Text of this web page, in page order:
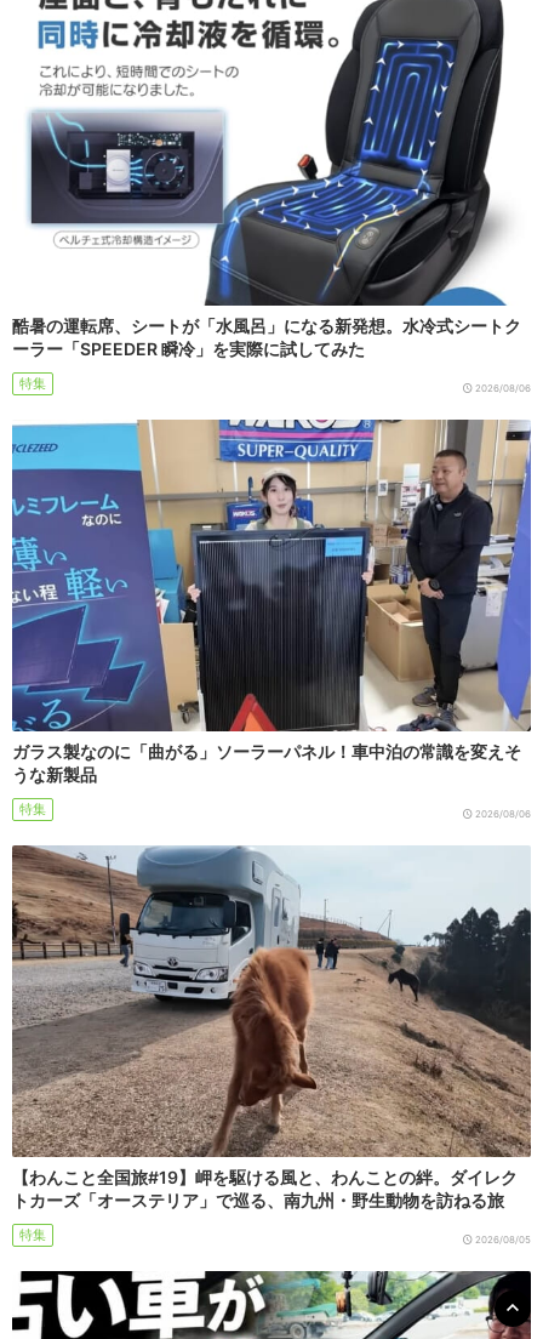
酷暑の運転席、シートが「水風呂」になる新発想。水冷式シートク
ーラー「SPEEDER 瞬冷」を実際に試してみた
特集 2026/08/06
ガラス製なのに「曲がる」ソーラーパネル！車中泊の常識を変えそ
うな新製品
特集 2026/08/06
【わんこと全国旅#19】岬を駆ける風と、わんことの絆。ダイレク
トカーズ「オーステリア」で巡る、南九州・野生動物を訪ねる旅
特集 2026/08/05